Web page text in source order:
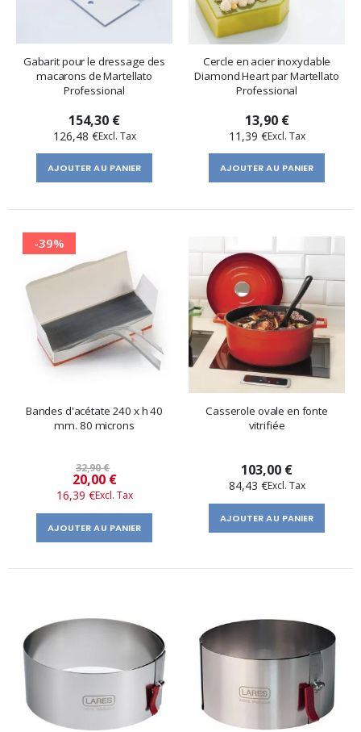
Gabarit pour le dressage des
macarons de Martellato
Professional
154,30 €
126,48 €
AJOUTER AU PANIER
Cercle en acier inoxydable
Diamond Heart par Martellato
Professional
13,90 €
11,39 €
AJOUTER AU PANIER
-39%
Bandes d'acétate 240 x h 40
mm. 80 microns
32,90 €
Prix
​​
spécial
20,00 €
16,39 €
AJOUTER AU PANIER
Casserole ovale en fonte
vitrifiée
103,00 €
84,43 €
AJOUTER AU PANIER